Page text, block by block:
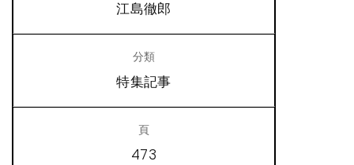
江島徹郎
特集記事
473